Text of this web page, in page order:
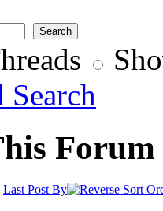
Search
Forum
Last Post By